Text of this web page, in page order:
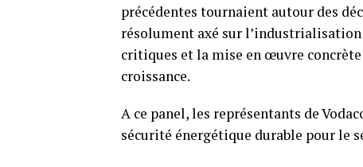
précédentes tournaient autour des
résolument axé sur
critiques et la mise en œuvre
croissance.
A ce panel, les représentants de
sécurité énergétique durable pour le